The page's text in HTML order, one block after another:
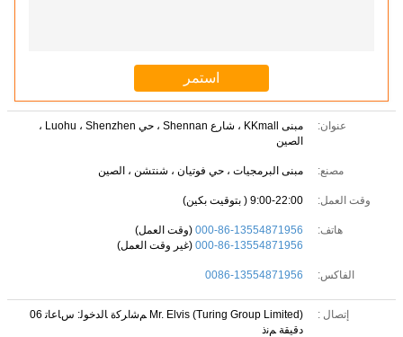
عنوان:
مبنى KKmall ، شارع Shennan ، حي Luohu ، Shenzhen ،
الصين
مصنع: مبنى البرمجيات ، حي فوتيان ، شنتشن ، الصين
وقت العمل: 9:00-22:00 ( بتوقيت بكين)
هاتف: 000-86-13554871956 (وقت العمل)
000-86-13554871956 (غير وقت العمل)
الفاكس: 0086-13554871956
إتصال : Mr. Elvis (Turing Group Limited)
ﻢﺷﺍﺮﻛﺓ ﺎﻟﺪﺧﻮﻟ: ﺱﺎﻋﺎﺗ 06
دقيقة ﻢﻧﺫ